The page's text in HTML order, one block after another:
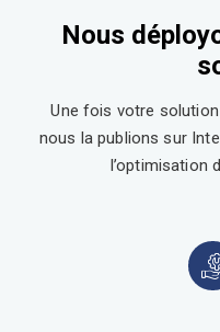
Nous
Une fois votre
nous la publions sur
l’optimisation